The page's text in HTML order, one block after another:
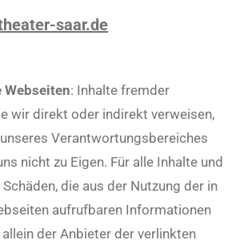
saar.de
Webseiten: Inhalte fremder
wir direkt oder indirekt verweisen,
Verantwortungsbereiches
nicht zu Eigen. Für alle Inhalte und
die aus der Nutzung der in
aufrufbaren Informationen
der Anbieter der verlinkten